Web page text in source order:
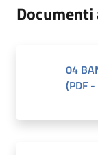
04
(PDF -